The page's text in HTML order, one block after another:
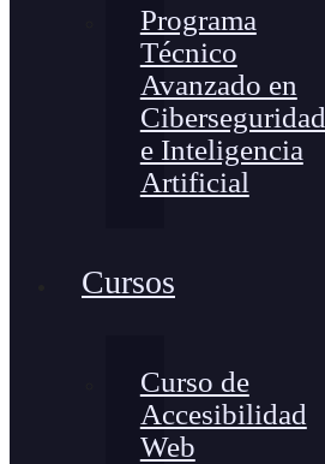
Programa
Técnico
Avanzado en
Ciberseguridad
e Inteligencia
Artificial
Cursos
Curso de
Accesibilidad
Web